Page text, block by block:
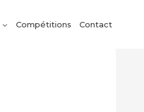
Compétitions Contact